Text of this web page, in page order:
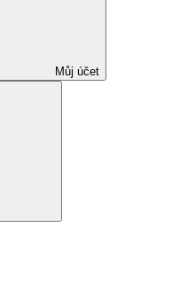
Můj účet